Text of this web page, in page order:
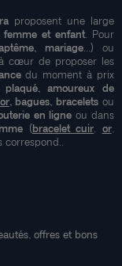
proposent une large
femme et enfant. Pour
mariage...) ou
cœur de proposer les
du moment à prix
plaqué, amoureux de
, bagues, braceletsou
en ligne ou dans
(bracelet cuir or,
offres et bons